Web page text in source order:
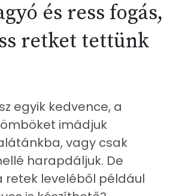
és ress fogás,
retket tettünk
egyik kedvence, a
imádjuk
vagy csak
harapdáljuk. De
retek leveléből például